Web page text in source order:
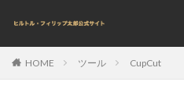
HOME ツール CupCut